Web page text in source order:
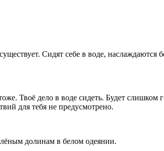
Сидят себе в воде, наслаждаются
Твоё дело в воде сидеть. Будет
для тебя не предусмотрено.
долинам в белом одеянии.